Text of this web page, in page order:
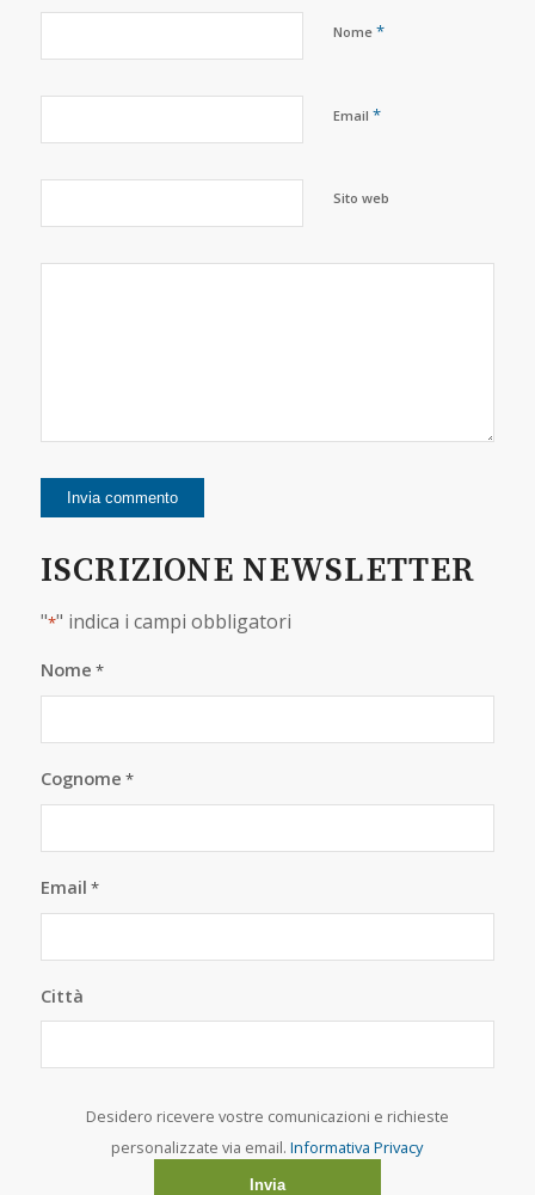
Nome *
Email *
Sito web
ISCRIZIONE NEWSLETTER
"*" indica i campi obbligatori
Nome *
Cognome *
Email *
Città
Desidero ricevere vostre comunicazioni e richieste
personalizzate via email.Informativa Privacy